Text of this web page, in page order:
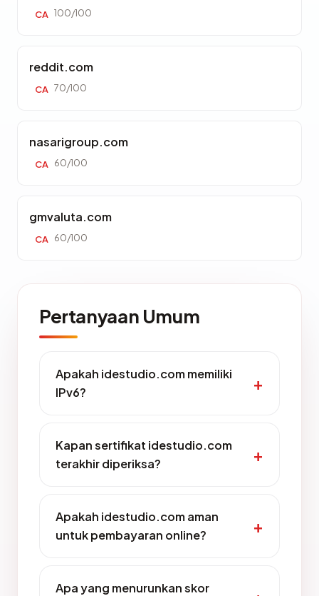
CA 100/100
reddit.com
CA 70/100
nasarigroup.com
CA 60/100
gmvaluta.com
CA 60/100
Pertanyaan Umum
Apakah idestudio.com memiliki
IPv6?
Kapan sertifikat idestudio.com
terakhir diperiksa?
Apakah idestudio.com aman
untuk pembayaran online?
Apa yang menurunkan skor